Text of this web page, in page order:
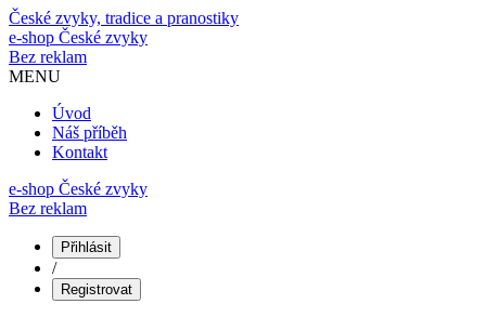
České zvyky, tradice a pranostiky
e-shop České zvyky
Bez reklam
MENU
Úvod
Náš příběh
Kontakt
e-shop České zvyky
Bez reklam
Přihlásit
/
Registrovat